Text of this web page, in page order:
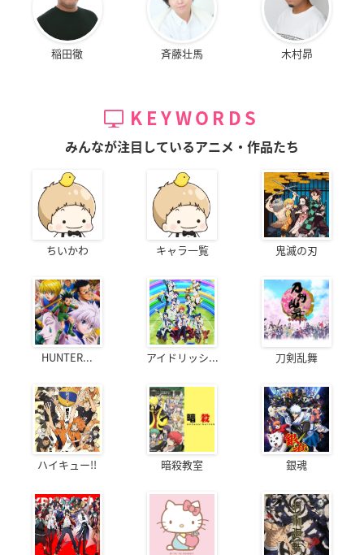
稲田徹 斉藤壮馬 木村昴
KEYWORDS
みんなが注目しているアニメ・作品たち
ちいかわ キャラ一覧 鬼滅の刃
HUNTER... アイドリッシ... 刀剣乱舞
ハイキュー!! 暗殺教室 銀魂